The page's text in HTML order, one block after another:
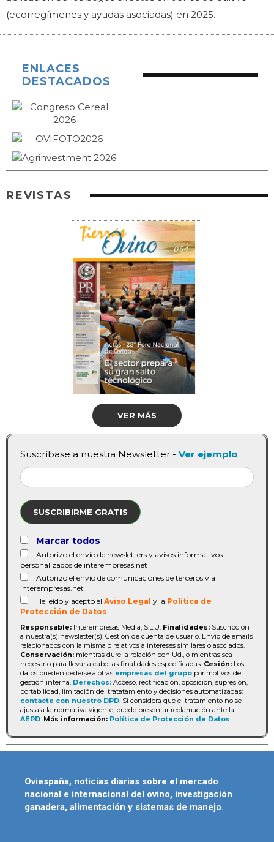
(ecorregímenes y ayudas asociadas) en 2025.
ENLACES
DESTACADOS
REVISTAS
VER MÁS
Suscríbase a nuestra Newsletter - Ver ejemplo
SUSCRIBIRME GRATIS
Marcar todos
Autorizo el envío de newsletters y avisos informativos
personalizados de interempresas.net
Autorizo el envío de comunicaciones de terceros vía
interempresas.net
He leído y acepto el Aviso Legal y la Política de
Protección de Datos
Responsable: Interempresas Media, S.L.U. Finalidades: Suscripción
a nuestra(s) newsletter(s). Gestión de cuenta de usuario. Envío de emails
relacionados con la misma o relativos a intereses similares o asociados.
Conservación: mientras dure la relación con Ud., o mientras sea
necesario para llevar a cabo las finalidades especificadas. Cesión: Los
datos pueden cederse a otras empresas del grupo por motivos de
gestión interna. Derechos: Acceso, rectificación, oposición, supresión,
portabilidad, limitación del tratatamiento y decisiones automatizadas:
contacte con nuestro DPD . Si considera que el tratamiento no se
ajusta a la normativa vigente, puede presentar reclamación ante la
AEPD Más información: Política de Protección de Datos
Oviespaña, noticias diarias sobre el mercado
nacional e internacional del ovino, investigación
ganadera, alimentación y sistemas de manejo.